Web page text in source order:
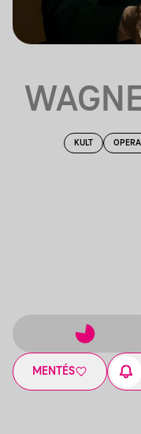
KULT OPERA
MENTÉS